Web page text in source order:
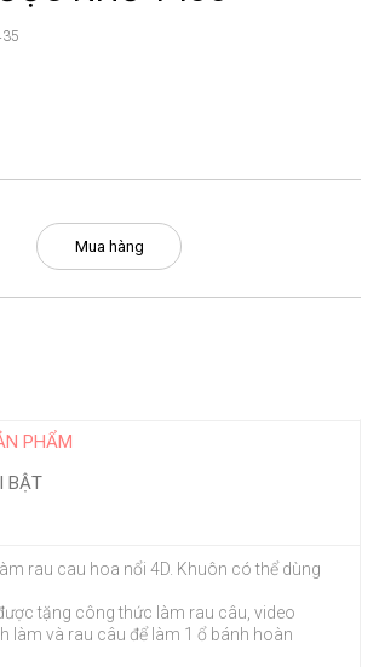
Mua hàng
PHẨM
BẬT
rau cau hoa nổi 4D. Khuôn có thể dùng
tặng công thức làm rau câu, video
làm và rau câu để làm 1 ổ bánh hoàn